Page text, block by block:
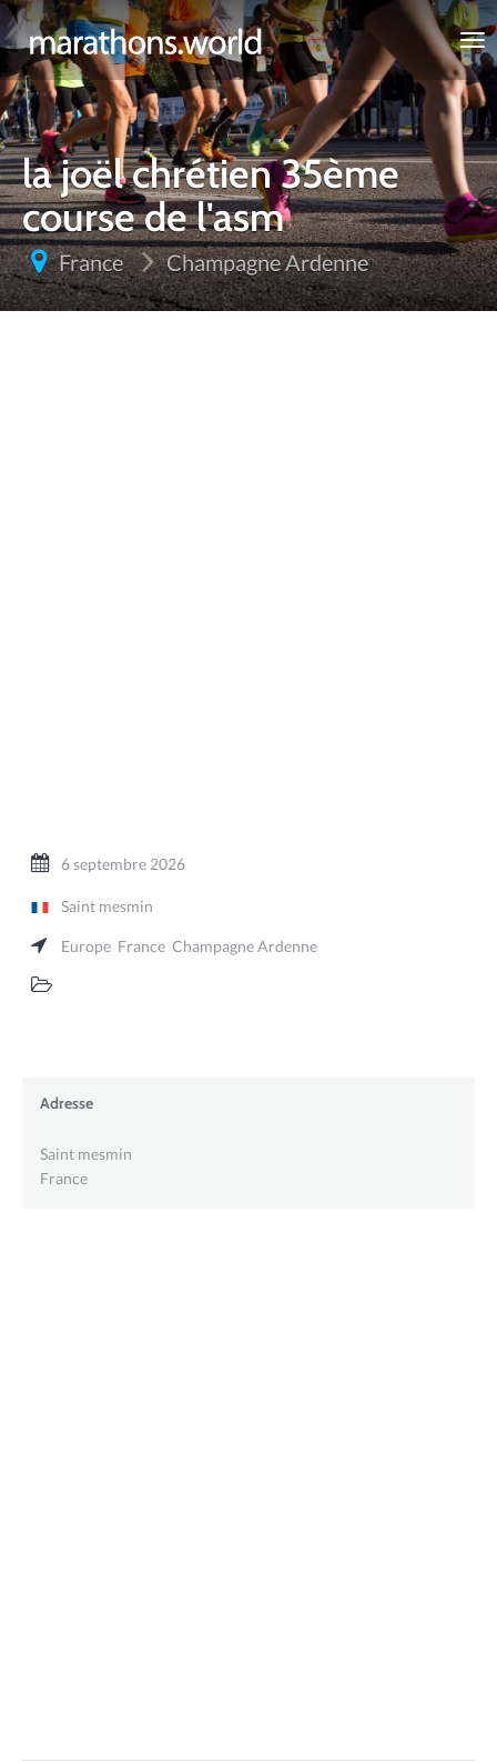
marathons.world
la joël chrétien 35ème
course de l'asm
France Champagne Ardenne
6 septembre 2026
Saint mesmin
Europe France Champagne Ardenne
Adresse
Saint mesmin
France